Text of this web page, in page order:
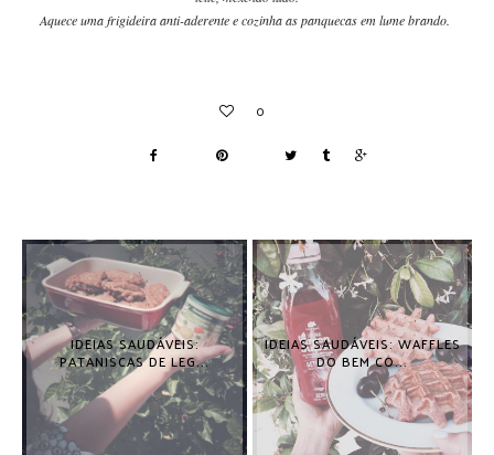
Aquece uma frigideira anti-aderente e cozinha as panquecas em lume brando.
IDEIAS SAUDÁVEIS:
PATANISCAS DE LEG...
IDEIAS SAUDÁVEIS: WAFFLES
DO BEM CO...